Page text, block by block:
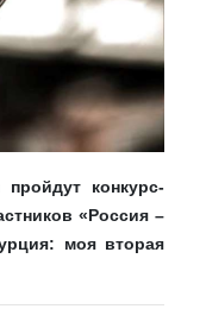
конкурс-
«Россия –
моя вторая